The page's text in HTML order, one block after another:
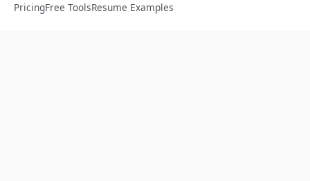
PricingFree ToolsResume Examples